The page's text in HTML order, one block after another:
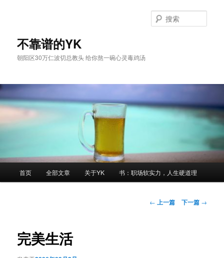
不靠谱的YK
朝阳区30万仁波切总教头 给你熬一碗心灵毒鸡汤
索
首页 全部文章 关于YK 书：职场软实力，人生硬道理
文← 上一篇 下一篇 →
完美生活